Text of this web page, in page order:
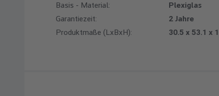
Basis - Material:
Plexiglas
Garantiezeit:
2 Jahre
Produktmaße (LxBxH):
30.5 x 53.1 x